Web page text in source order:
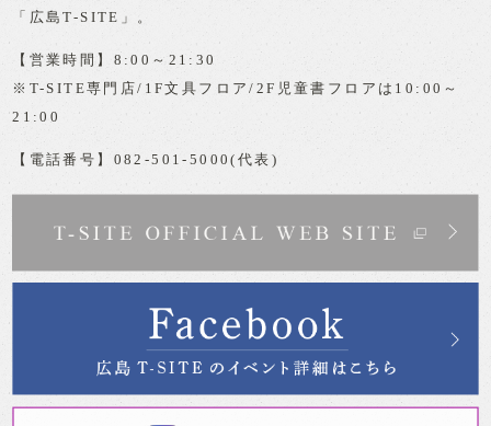
「広島T-SITE」。
【営業時間】8:00～21:30
※T-SITE専門店/1F文具フロア/2F児童書フロアは10:00～
21:00
【電話番号】082-501-5000(代表)